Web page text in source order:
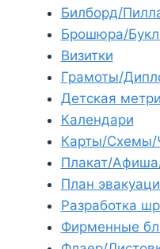
Билборд/
Брошюра/
Визитки
Грамоты/
Детская
Календари
Карты/Схемы/
Плакат/
План
Разработка
Фирменные